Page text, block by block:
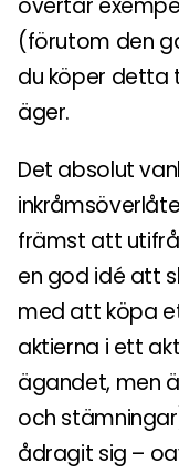
övertar
(förutom den
du köper detta
äger.
Det absolut
främst att
en god idé att
med att köpa
aktierna i ett
ägandet, men
och
ådragit sig –